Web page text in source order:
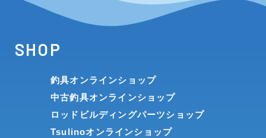
SHOP
釣具オンラインショップ
中古釣具オンラインショップ
ロッドビルディングパーツショップ
Tsulinoオンラインショップ